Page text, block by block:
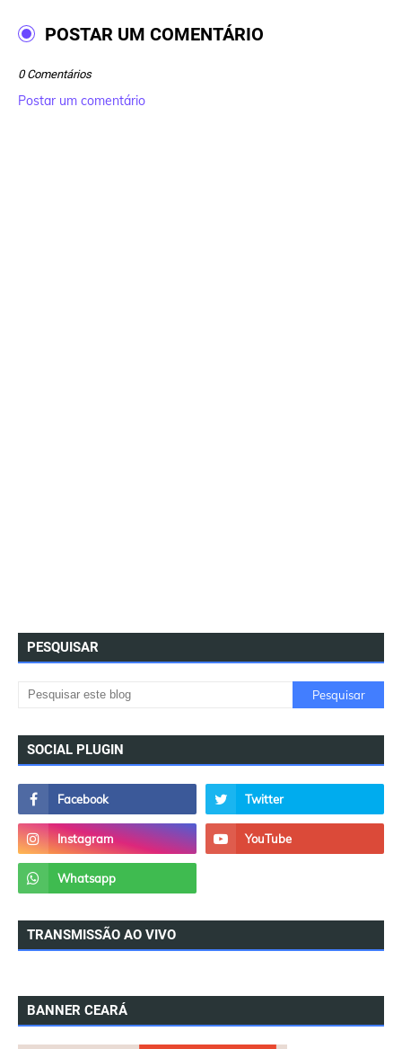
POSTAR UM COMENTÁRIO
0 Comentários
Postar um comentário
PESQUISAR
SOCIAL PLUGIN
TRANSMISSÃO AO VIVO
BANNER CEARÁ